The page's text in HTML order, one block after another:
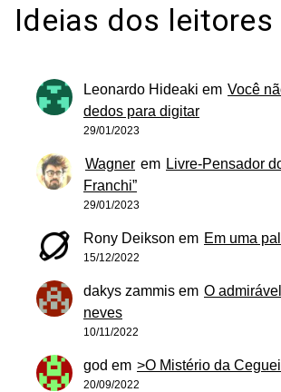
Ideias dos leitores
Leonardo Hideaki em Você
dedos para digitar
29/01/2023
Wagner em Livre-Pensador
Franchi”
29/01/2023
Rony Deikson em Em uma
15/12/2022
dakys zammis em O
neves
10/11/2022
god em >O Mistério da
20/09/2022